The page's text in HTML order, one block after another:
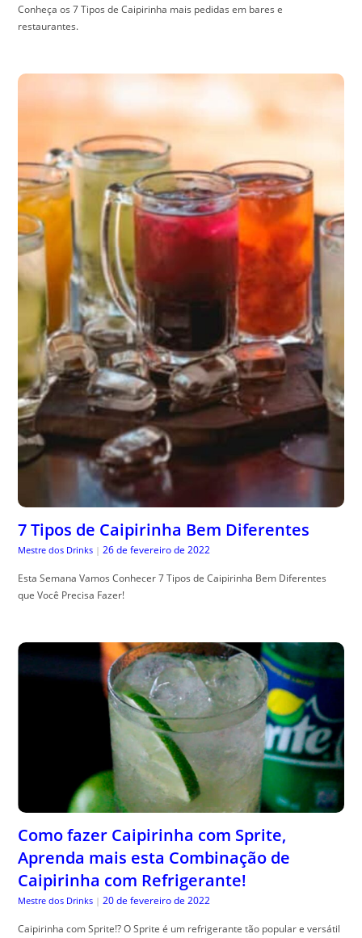
Conheça os 7 Tipos de Caipirinha mais pedidas em bares e
restaurantes.
7 Tipos de Caipirinha Bem Diferentes
Mestre dos Drinks | 26 de fevereiro de 2022
Esta Semana Vamos Conhecer 7 Tipos de Caipirinha Bem Diferentes
que Você Precisa Fazer!
Como fazer Caipirinha com Sprite,
Aprenda mais esta Combinação de
Caipirinha com Refrigerante!
Mestre dos Drinks | 20 de fevereiro de 2022
Caipirinha com Sprite!? O Sprite é um refrigerante tão popular e versátil